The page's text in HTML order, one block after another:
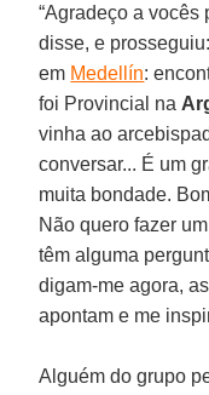
“Agradeço a
disse, e
em Medellín:
foi Provincial na
vinha ao
conversar... É um
muita bondade.
Não quero fazer
têm alguma
digam-me agora,
apontam e me
Alguém do grupo